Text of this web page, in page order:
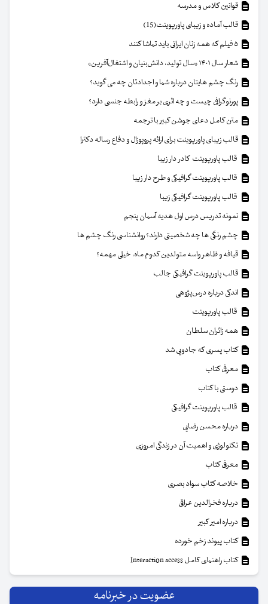
قوانین کلاس و مدرسه
قالب آماده و زیبای پاورپوینت(15)
شعار سال ۱۴۰۱ «سال تولید، دانش‌بنیان و اشتغال‌آفرین»
رنگ چشم هایتان درباره شما و اجدادتان چه می گوید؟
پورنوگرافی چیست و چه اثری بر مغز و رابطه جنسی دارد؟
متن کامل دعای جوشن کبیر با ترجمه
قالب زیبای پاورپوینت برای ارائه پروپوزال و دفاع رساله دکترا
قالب پاورپوینت کادر دار زیبا
قالب پاورپوینت گرافیکی و طرح دار زیبا
قالب پاورپوینت گرافیکی زیبا
نمونه تدریس درس اول هدیه آسمان پنجم
چشم رنگی ها چه شخصیتی دارند؟ روانشناسی رنگ چشم ها
قیافه و ظاهر واسه متولدین کدوم ماه، خیلی مهمه؟
قالب پاورپوینت گرافیکی جالب
اندکی درباره درس‌پژوهی
قالب پاورپوینت
همه زائران سلطان
کتاب پسری که جادویی شد
معرفی کتاب
دوستی با کتاب
قالب پاورپوینت گرافیکی
درباره محسن رضایی
تکنولوژی و اهمیت آن در زندگی امروزی
معرفی کتاب
خلاصه کتاب سواد بصری
درباره فخرالدین عراقی
درباره امیر کبیر
کتاب پیوند زخم خورده
کتاب راهنمای کامل Interaction access
عضویت در خبرنامه